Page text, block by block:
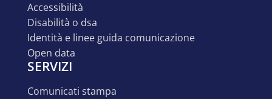
accessibilità
disabilità o dsa
identità e linee guida comunicazione
open data
SERVIZI
comunicati stampa